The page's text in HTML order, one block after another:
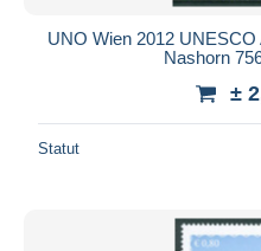
UNO Wien 2012
Nashorn
±
Statut